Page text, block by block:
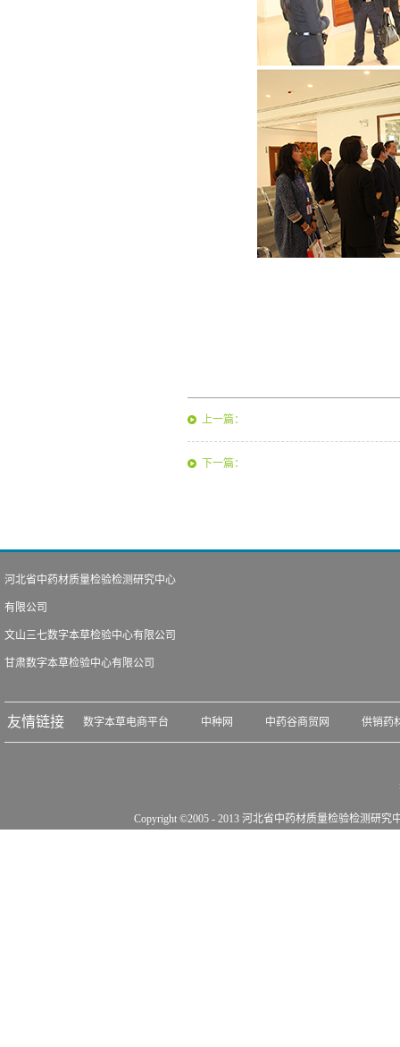
上一篇：
下一篇：
河北省中药材质量检验检测研究中心
有限公司
文山三七数字本草检验中心有限公司
甘肃数字本草检验中心有限公司
友情链接 数字本草电商平台 中种网 中药谷商贸网 供销药
Copyright ©2005 - 2013 河北省中药材质量检验检测研究